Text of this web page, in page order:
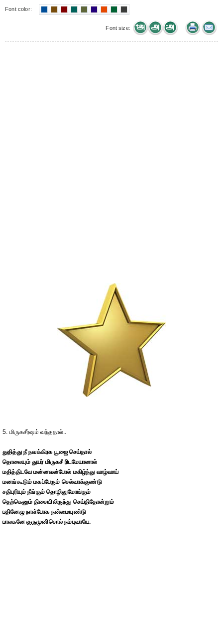
Font color:
Font size:
5. மிருகசீர்ஷம் வந்ததால்..
துதித்து நீ நவக்கிரக பூஜை செய்தால்
தொலையும் துயர் மிருகசீ ரிடமேயானால்
மதித்திடவே மன்னவன்போல் மகிழ்ந்து வாழ்வாய்
மனங்கூடும் மகப்பேரும் செல்வாக்குண்டு
சதிபுரியும் நீங்கும் தொழிலுமோங்கும்
தெற்கெனும் திசையிலிருந்து செய்திதோன்றும்
பதினேழு நாள்போக நன்மையுண்டு
பாலகனே குருமுனிசொல் நம்புவாயே.